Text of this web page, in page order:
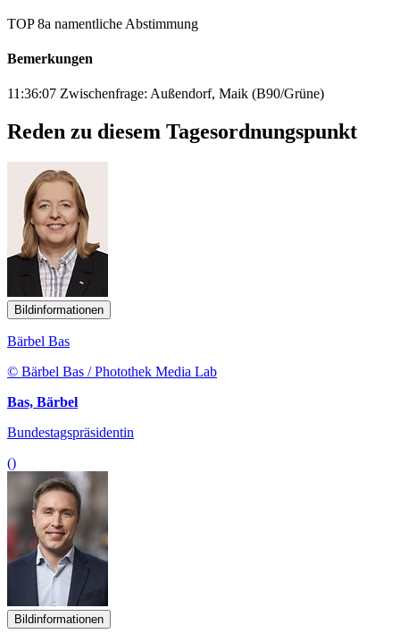
TOP 8a namentliche Abstimmung
Bemerkungen
11:36:07 Zwischenfrage: Außendorf, Maik (B90/Grüne)
Reden zu diesem Tagesordnungspunkt
Bildinformationen
Bärbel Bas
© Bärbel Bas / Photothek Media Lab
Bas, Bärbel
Bundestagspräsidentin
()
Bildinformationen